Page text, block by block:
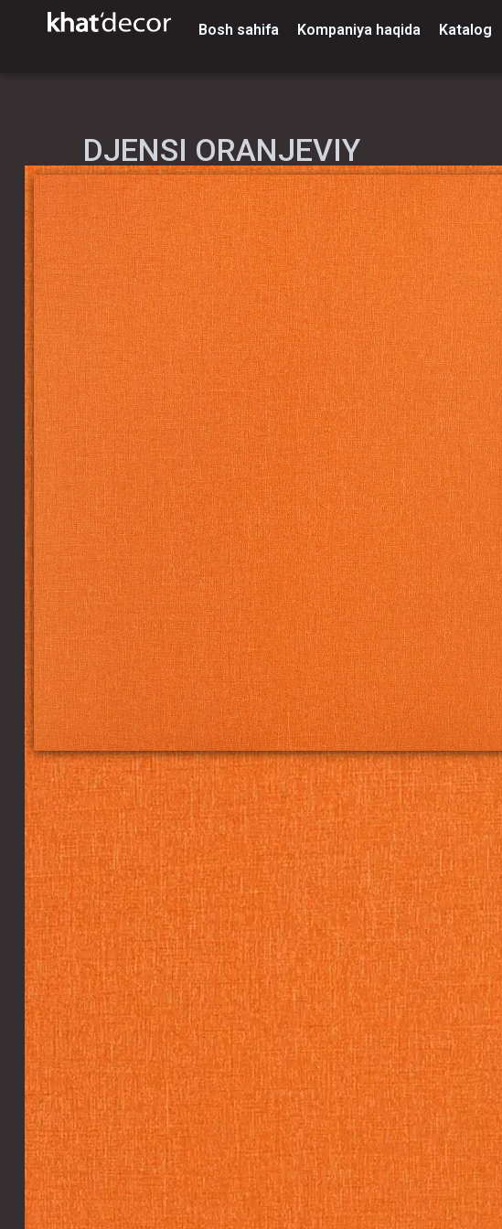
Bosh sahifa Kompaniya haqida Katalog
DJENSI ORANJEVIY